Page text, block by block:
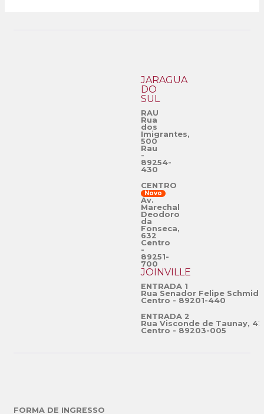
JARAGUÁ
DO
SUL
RAU
Rua
dos
Imigrantes,
500
Rau
-
89254-
430
CENTRO
Novo
Av.
Marechal
Deodoro
da
Fonseca,
632
Centro
-
89251-
700
JOINVILLE
ENTRADA 1
Rua Senador Felipe
Centro - 89201-440
ENTRADA 2
Rua Visconde de Taunay,
Centro - 89203-005
FORMA DE INGRESSO